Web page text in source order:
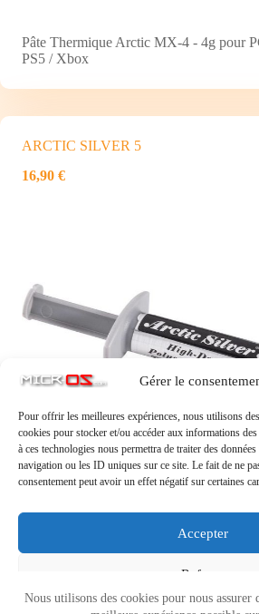
Gérer le
Pour offrir les meilleures expériences, nous utilisons
cookies pour stocker et/ou accéder aux informations
à ces technologies nous permettra de traiter des
navigation ou les ID uniques sur ce site. Le fait de ne
consentement peut avoir un effet négatif sur certaines
Accepter
Refuser
Nous utilisons des cookies pour nous assurer
Pâte Thermique Arctic MX-4 - 4g pour
PS5 / Xbox
ARCTIC SILVER 5
16,90 €
élaborée afin d'obtenir des performances
refroidissement exceptionnelles.